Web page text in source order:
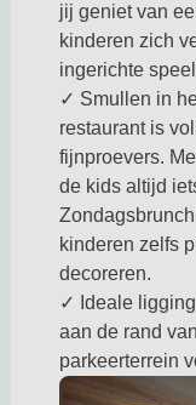
jij geniet van
kinderen zich
ingerichte
✓ Smullen in
restaurant is
fijnproevers.
de kids altijd
kinderen zelfs
decoreren.
✓ Ideale
aan de rand
parkeerterrein